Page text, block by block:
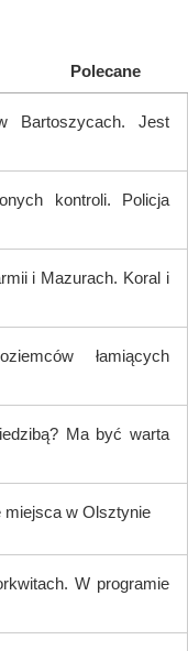
Polecane
Bartoszycach. Jest
kontroli. Policja
i Mazurach. Koral i
łamiących
Ma być warta
miejsca w Olsztynie
W programie